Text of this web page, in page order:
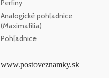
Perfiny
Analogické pohľadnice
(Maximafília)
Pohľadnice
www.postoveznamky.sk